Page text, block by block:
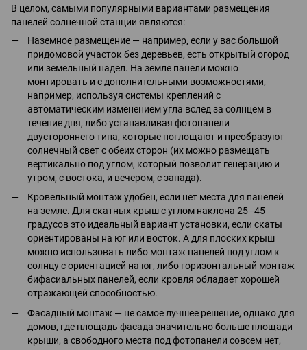
В целом, самыми популярными вариантами размещения
панелей солнечной станции являются:
Наземное размещение — например, если у вас большой
придомовой участок без деревьев, есть открытый огород
или земельный надел. На земле панели можно
монтировать и с дополнительными возможностями,
например, используя системы креплений с
автоматическим изменением угла вслед за солнцем в
течение дня, либо устанавливая фотопанели
двустороннего типа, которые поглощают и преобразуют
солнечный свет с обеих сторон (их можно размещать
вертикально под углом, который позволит генерацию и
утром, с востока, и вечером, с запада).
Кровельный монтаж удобен, если нет места для панелей
на земле. Для скатных крыш с углом наклона 25–45
градусов это идеальный вариант установки, если скаты
ориентированы на юг или восток. А для плоских крыш
можно использовать либо монтаж панелей под углом к
солнцу с ориентацией на юг, либо горизонтальный монтаж
бифасиальных панелей, если кровля обладает хорошей
отражающей способностью.
Фасадный монтаж — не самое лучшее решение, однако для
домов, где площадь фасада значительно больше площади
крыши, а свободного места под фотопанели совсем нет,